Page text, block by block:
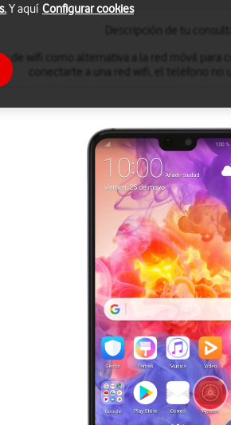
de wifi como alternativa a la red móvil para
Y aquí Configurar cookies